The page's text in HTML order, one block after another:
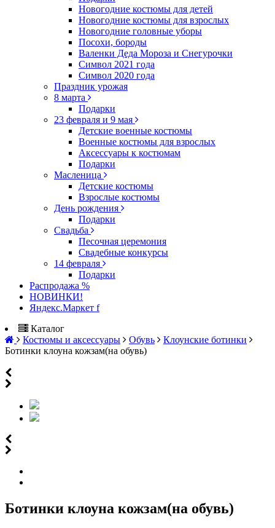
Новогодние костюмы для детей
Новогодние костюмы для взрослых
Новогодние головные уборы
Посохи, бороды
Валенки Деда Мороза и Снегурочки
Символ 2021 года
Символ 2020 года
Праздник урожая
8 марта
Подарки
23 февраля и 9 мая
Детские военные костюмы
Военные костюмы для взрослых
Аксессуары к костюмам
Подарки
Масленица
Детские костюмы
Взрослые костюмы
День рождения
Подарки
Свадьба
Песочная церемония
Свадебные конкурсы
14 февраля
Подарки
Распродажа %
НОВИНКИ!
Яндекс.Маркет f
Каталог
Костюмы и аксессуары
Обувь
Клоунские ботинки
Ботинки клоуна кожзам(на обувь)
Ботинки клоуна кожзам(на обувь)